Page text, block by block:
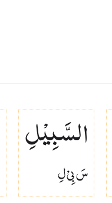
السَّبِیْلِ
سَ بِىْ لِ